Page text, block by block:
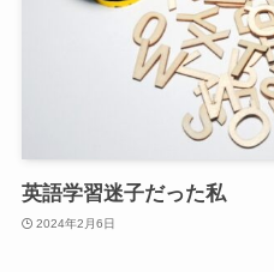
英語学習迷子だった私
2024年2月6日